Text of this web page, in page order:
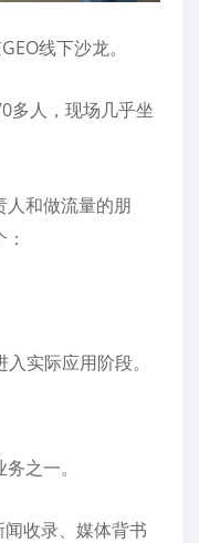
线下沙龙。
多人，现场几乎坐
人和做流量的朋
实际应用阶段。
之一。
收录、媒体背书